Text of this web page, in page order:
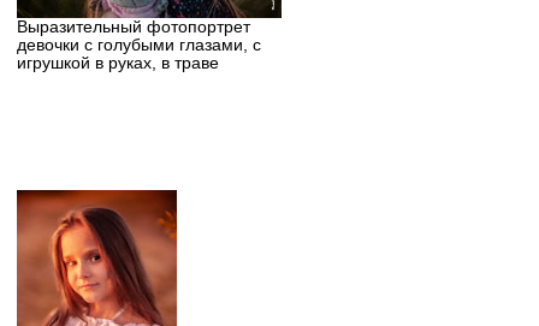
Выразительный фотопортрет
девочки с голубыми глазами, с
игрушкой в руках, в траве